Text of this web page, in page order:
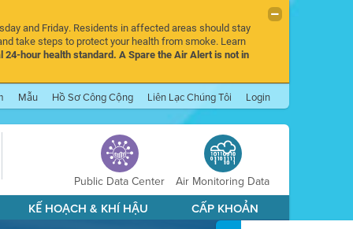
and Friday. Residents in affected areas should stay
take steps to protect your health from smoke. Learn
hour health standard. A Spare the Air Alert is not in
Mẫu Hồ Sơ Công Cộng Liên Lạc Chúng Tôi Login
Public Data Center
Air Monitoring Data
KẾ HOẠCH & KHÍ HẬU
CẤP KHOẢN